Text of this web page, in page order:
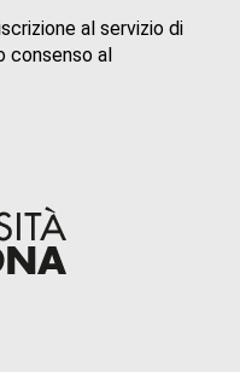
al servizio di
consenso al